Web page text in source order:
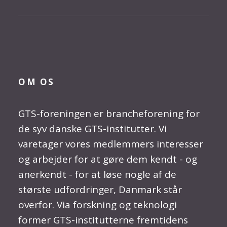
OM OS
GTS-foreningen er brancheforening for
de syv danske GTS-institutter. Vi
varetager vores medlemmers interesser
og arbejder for at gøre dem kendt - og
anerkendt - for at løse nogle af de
største udfordringer, Danmark står
overfor. Via forskning og teknologi
former GTS-institutterne fremtidens